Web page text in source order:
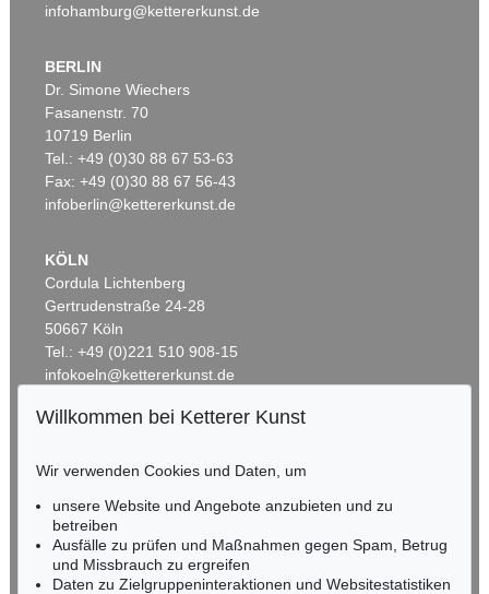
G. GRAUBNER
Camelionid , 1999
Ergebnis:€ 312.500
Ohne Titel
Ergebnis:
Auktion 429 - Lot 966
, 1998
Ergebnis:€ 212.500
Auktion 496 - Lot 107
Ergebnis: € 200.000
infohamburg@kettererkunst.de
BERLIN
Dr. Simone Wiechers
Fasanenstr. 70
10719 Berlin
Tel.: +49 (0)30 88 67 53-63
Fax: +49 (0)30 88 67 56-43
infoberlin@kettererkunst.de
KÖLN
Cordula Lichtenberg
Gertrudenstraße 24-28
50667 Köln
Tel.: +49 (0)221 510 908-15
infokoeln@kettererkunst.de
RHEINLAND-PFALZ
Miriam Heß
Tel.: +49 (0)62 21 58 80-038
Fax: +49 (0)62 21 58 80-595
infoheidelberg@kettererkunst.de
Willkommen bei Ketterer Kunst
Wir verwenden Cookies und Daten, um
unsere Website und Angebote anzubieten und zu
betreiben
Ausfälle zu prüfen und Maßnahmen gegen Spam, Betrug
und Missbrauch zu ergreifen
Daten zu Zielgruppeninteraktionen und Websitestatistiken